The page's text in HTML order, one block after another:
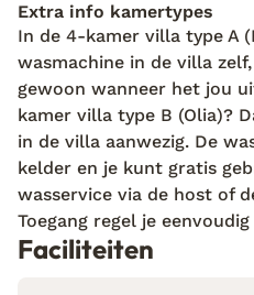
Het gezellige stadje
korte afstand vind je een
zeewater.
Extra info kamertypes
In de 4-kamer villa type A
wasmachine in de villa
gewoon wanneer het jou
kamer villa type B (Olia)?
in de villa aanwezig. De
kelder en je kunt gratis
wasservice via de host of
Toegang regel je
Faciliteiten